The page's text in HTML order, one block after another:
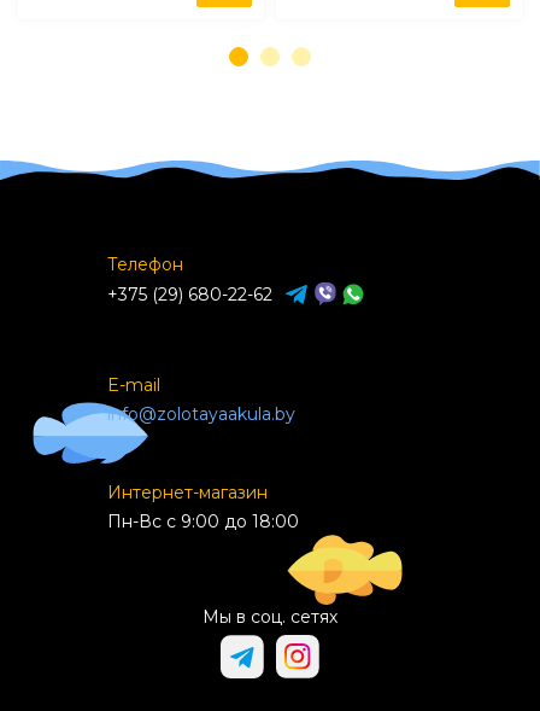
Телефон
+375 (29) 680-22-62
E-mail
info@zolotayaakula.by
Интернет-магазин
Пн-Вс с 9:00 до 18:00
Мы в соц. сетях